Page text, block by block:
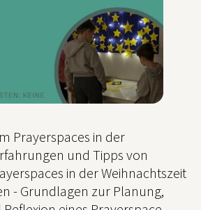
Prayerspaces in der
und Tipps von
in der Weihnachtszeit
- Grundlagen zur Planung,